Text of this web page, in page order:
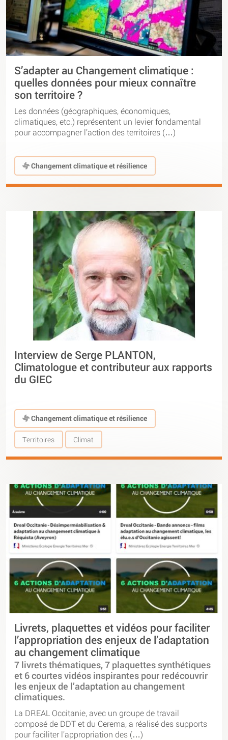
S’adapter au Changement climatique :
quelles données pour mieux connaître
son territoire ?
Les données (géographiques, économiques,
climatiques, etc.) représentent un levier fondamental
pour accompagner l’action des territoires (…)
Changement climatique et résilience
Interview de Serge PLANTON,
Climatologue et contributeur aux rapports
du GIEC
Changement climatique et résilience
Territoires Climat
Livrets, plaquettes et vidéos pour faciliter
l’appropriation des enjeux de l’adaptation
au changement climatique
7 livrets thématiques, 7 plaquettes synthétiques
et 6 courtes vidéos inspirantes pour redécouvrir
les enjeux de l’adaptation au changement
climatiques.
La DREAL Occitanie, avec un groupe de travail
composé de DDT et du Cerema, a réalisé des supports
pour faciliter l’appropriation des (…)